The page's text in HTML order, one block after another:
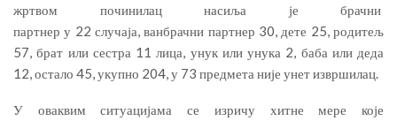
жртвом починилац насиља је брачни
партнер у 22 случаја, ванбрачни партнер 30, дете 25, родитељ
57, брат или сестра 11 лица, унук или унука 2, баба или деда
12, остало 45, укупно 204, у 73 предмета није унет извршилац.
У оваквим ситуацијама се изричу хитне мере које